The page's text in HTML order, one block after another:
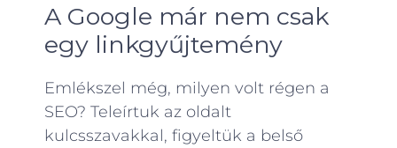
A Google már nem csak
egy linkgyűjtemény
Emlékszel még, milyen volt régen a
SEO? Teleírtuk az oldalt
kulcsszavakkal, figyeltük a belső